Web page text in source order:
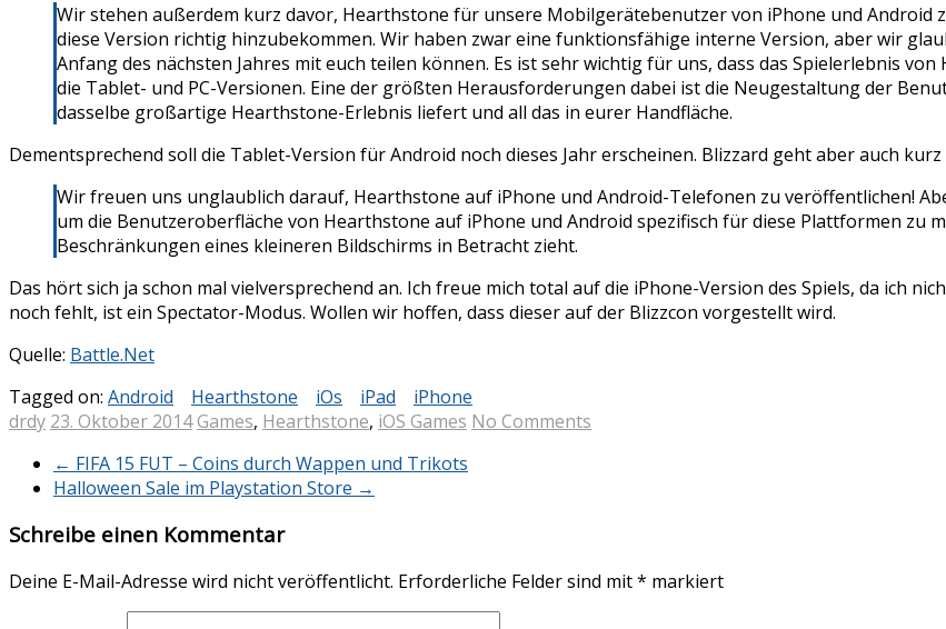
Wir stehen außerdem kurz davor, Hearthstone für unsere Mobilgerätebenutzer von iPhone und Android
diese Version richtig hinzubekommen. Wir haben zwar eine funktionsfähige interne Version, aber wir
Anfang des nächsten Jahres mit euch teilen können. Es ist sehr wichtig für uns, dass das Spielerlebnis
die Tablet- und PC-Versionen. Eine der größten Herausforderungen dabei ist die Neugestaltung der
dasselbe großartige Hearthstone-Erlebnis liefert und all das in eurer Handfläche.
Dementsprechend soll die Tablet-Version für Android noch dieses Jahr erscheinen. Blizzard geht aber auch
Wir freuen uns unglaublich darauf, Hearthstone auf iPhone und Android-Telefonen zu veröffentlichen!
um die Benutzeroberfläche von Hearthstone auf iPhone und Android spezifisch für diese Plattformen zu
Beschränkungen eines kleineren Bildschirms in Betracht zieht.
Das hört sich ja schon mal vielversprechend an. Ich freue mich total auf die iPhone-Version des Spiels, da ich
noch fehlt, ist ein Spectator-Modus. Wollen wir hoffen, dass dieser auf der Blizzcon vorgestellt wird.
Quelle: Battle.Net
Tagged on: Android Hearthstone iOs iPad
iPhone
drdy 23. Oktober 2014 Games, Hearthstone, iOS Games No Comments
← FIFA 15 FUT – Coins durch Wappen und Trikots
Halloween Sale im Playstation Store →
Schreibe einen Kommentar
Deine E-Mail-Adresse wird nicht veröffentlicht. Erforderliche Felder sind mit* markiert